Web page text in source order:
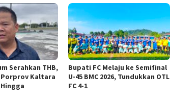
Serahkan THB,
Porprov Kaltara
Bupati FC Melaju ke Semifinal
U-45 BMC 2026, Tundukkan OTL
FC 4-1